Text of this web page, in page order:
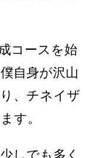
コースを始
自身が沢山
、チネイザ
す。
しでも多く